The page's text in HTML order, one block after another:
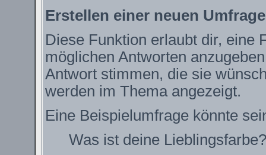
Erstellen einer neuen Umfrage
Diese Funktion erlaubt dir, eine
möglichen Antworten
Antwort stimmen, die sie
werden im Thema angezeigt.
Eine Beispielumfrage könnte
Was ist deine Lieblingsfarbe?